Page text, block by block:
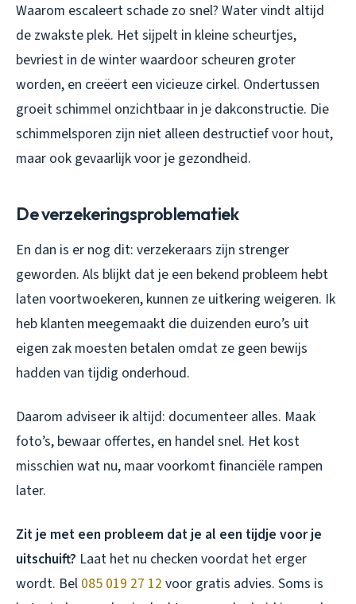
Waarom escaleert schade zo snel? Water vindt altijd
de zwakste plek. Het sijpelt in kleine scheurtjes,
bevriest in de winter waardoor scheuren groter
worden, en creëert een vicieuze cirkel. Ondertussen
groeit schimmel onzichtbaar in je dakconstructie. Die
schimmelsporen zijn niet alleen destructief voor hout,
maar ook gevaarlijk voor je gezondheid.
De verzekeringsproblematiek
En dan is er nog dit: verzekeraars zijn strenger
geworden. Als blijkt dat je een bekend probleem hebt
laten voortwoekeren, kunnen ze uitkering weigeren. Ik
heb klanten meegemaakt die duizenden euro’s uit
eigen zak moesten betalen omdat ze geen bewijs
hadden van tijdig onderhoud.
Daarom adviseer ik altijd: documenteer alles. Maak
foto’s, bewaar offertes, en handel snel. Het kost
misschien wat nu, maar voorkomt financiële rampen
later.
Zit je met een probleem dat je al een tijdje voor je
uitschuift? Laat het nu checken voordat het erger
wordt. Bel 085 019 27 12 voor gratis advies. Soms is